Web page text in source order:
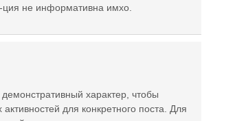
не информативна имхо.
характер, чтобы
для конкретного поста. Для